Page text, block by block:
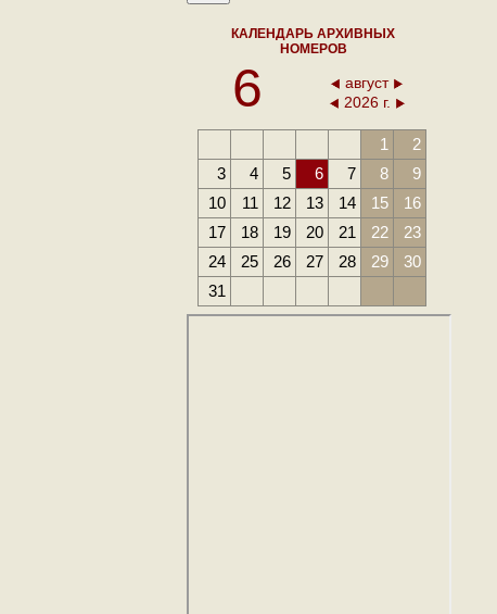
КАЛЕНДАРЬ АРХИВНЫХ
НОМЕРОВ
6
август
2026 г.
1
2
3
4 5 6 7 8
9
10
11 12 13 14 15
16
17
18 19 20 21 22
23
24
25 26 27 28 29
30
31